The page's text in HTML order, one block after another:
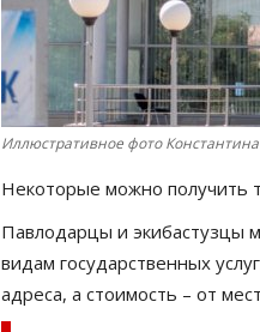
Иллюстративное фото
Некоторые можно получить
Павлодарцы и экибастузцы
видам государственных
адреса, а стоимость – от